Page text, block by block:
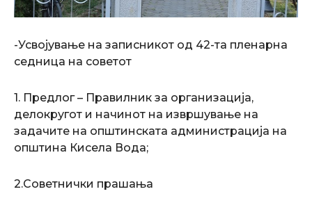
-Усвојување на записникот од 42-та пленарна
седница на советот
1. Предлог – Правилник за организација,
делокругот и начинот на извршување на
задачите на општинската администрација на
oпштина Кисела Вода;
2.Советнички прашања